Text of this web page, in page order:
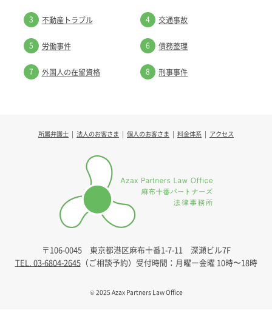
3 不動産トラブル 4 交通事故
5 労働事件 6 債務整理
7 外国人の在留資格 8 刑事事件
所属弁護士 法人のお客さま 個人のお客さま 料金体系 アクセス
〒106-0045 東京都港区麻布十番1-7-11 深瀬ビル7F
TEL. 03-6804-2645（ご相談予約） 受付時間：月曜ー金曜 10時〜18時
© 2025 Azax Partners Law Office